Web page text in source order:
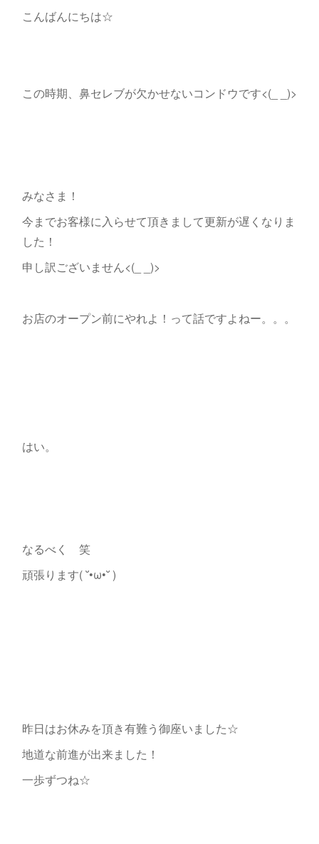
こんばんにちは☆
この時期、鼻セレブが欠かせないコンドウです<(_ _)>
みなさま！
今までお客様に入らせて頂きまして更新が遅くなりま
した！
申し訳ございません<(_ _)>
お店のオープン前にやれよ！って話ですよねー。。。
はい。
なるべく 笑
頑張ります( ˘•ω•˘ )
昨日はお休みを頂き有難う御座いました☆
地道な前進が出来ました！
一歩ずつね☆